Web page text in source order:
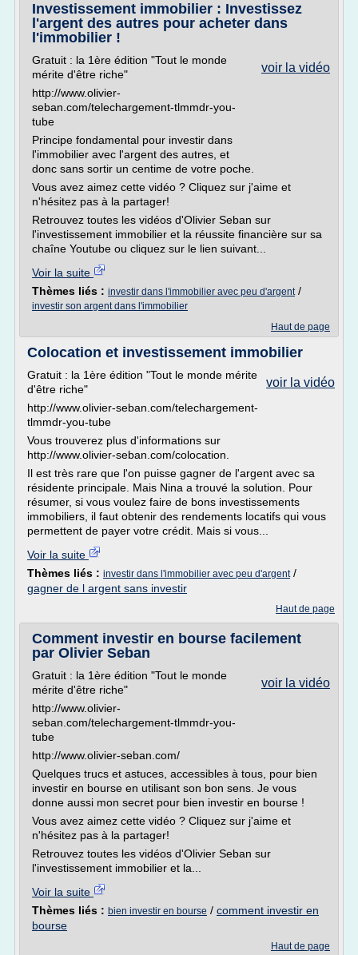
Investissement immobilier : Investissez
l'argent des autres pour acheter dans
l'immobilier !
voir la vidéo
Gratuit : la 1ère édition "Tout le monde
mérite d'être riche"
http://www.olivier-
seban.com/telechargement-tlmmdr-you-
tube
Principe fondamental pour investir dans
l'immobilier avec l'argent des autres, et
donc sans sortir un centime de votre poche.
Vous avez aimez cette vidéo ? Cliquez sur j'aime et
n'hésitez pas à la partager!
Retrouvez toutes les vidéos d'Olivier Seban sur
l'investissement immobilier et la réussite financière sur sa
chaîne Youtube ou cliquez sur le lien suivant...
Voir la suite
Thèmes liés : investir dans l'immobilier avec peu d'argent/
investir son argent dans l'immobilier
Haut de page
Colocation et investissement immobilier
voir la vidéo
Gratuit : la 1ère édition "Tout le monde mérite
d'être riche"
http://www.olivier-seban.com/telechargement-
tlmmdr-you-tube
Vous trouverez plus d'informations sur
http://www.olivier-seban.com/colocation.
Il est très rare que l'on puisse gagner de l'argent avec sa
résidente principale. Mais Nina a trouvé la solution. Pour
résumer, si vous voulez faire de bons investissements
immobiliers, il faut obtenir des rendements locatifs qui vous
permettent de payer votre crédit. Mais si vous...
Voir la suite
Thèmes liés : investir dans l'immobilier avec peu d'argent/
gagner de l argent sans investir
Haut de page
Comment investir en bourse facilement
par Olivier Seban
voir la vidéo
Gratuit : la 1ère édition "Tout le monde
mérite d'être riche"
http://www.olivier-
seban.com/telechargement-tlmmdr-you-
tube
http://www.olivier-seban.com/
Quelques trucs et astuces, accessibles à tous, pour bien
investir en bourse en utilisant son bon sens. Je vous
donne aussi mon secret pour bien investir en bourse !
Vous avez aimez cette vidéo ? Cliquez sur j'aime et
n'hésitez pas à la partager!
Retrouvez toutes les vidéos d'Olivier Seban sur
l'investissement immobilier et la...
Voir la suite
Thèmes liés : bien investir en bourse / comment investir en
bourse
Haut de page